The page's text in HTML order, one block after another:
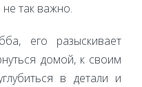
так важно.
его разыскивает
домой, к своим
в детали и